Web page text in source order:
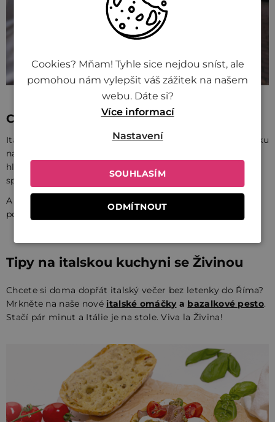
Co si z toho vzít k srdci?
Italové jedí často jednoduše, ale kvalitně. V jejich jídelníčku
najdete spoustu zeleniny, luštěnin a olivového oleje. A
hlavně: jídlo si užívají. V klidu, pomalu a nejlépe ve
společnosti blízkých.
A i když milují svoje těstoviny, často si dají jen malou
porci a zbytek dne jedí střídmě a vyváženě.
Tipy na italskou kuchyni se Živinou
Chcete si doma dopřát italský večer bez letenky do Říma?
Mrkněte na naše nové italské omáčkya bazalkové pesto.
Stačí pár minut a Itálie je na stole. Viva la Živina!
Cookies? Mňam! Tyhle sice nejdou sníst, ale
pomohou nám vylepšit váš zážitek na našem
webu. Dáte si?
Více informací
SOUHLASÍM
ODMÍTNOUT
Nastavení